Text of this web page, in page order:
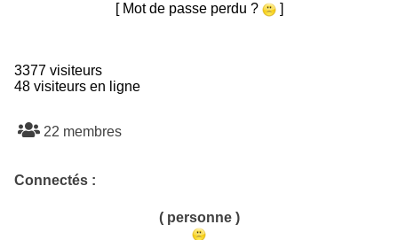
[ Mot de passe perdu ? ]
3377 visiteurs
48 visiteurs en ligne
22 membres
Connectés :
( personne )